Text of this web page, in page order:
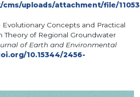
uploads/attachment/file/
Evolutionary Concepts and Practical
Theory of Regional Groundwater
of Earth and Environmental
10.15344/2456-